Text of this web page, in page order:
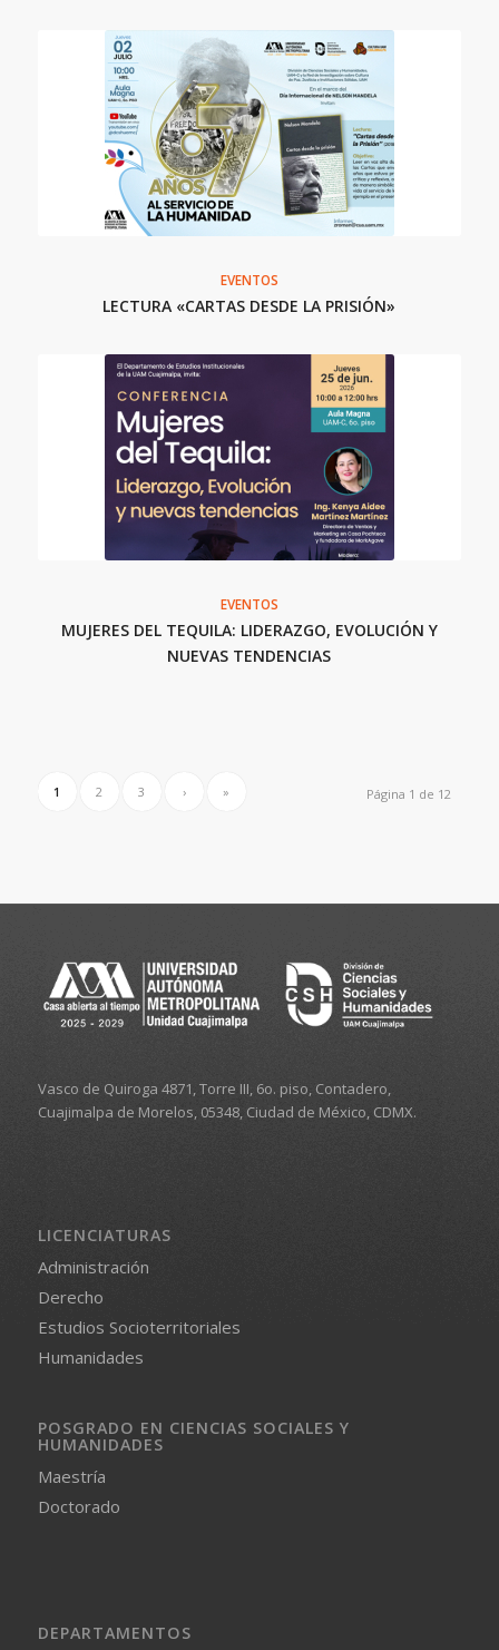
EVENTOS
LECTURA «CARTAS DESDE LA PRISIÓN»
EVENTOS
MUJERES DEL TEQUILA: LIDERAZGO, EVOLUCIÓN Y
NUEVAS TENDENCIAS
Página 1 de 12
1 2 3 › »
Vasco de Quiroga 4871, Torre III, 6o. piso, Contadero,
Cuajimalpa de Morelos, 05348, Ciudad de México, CDMX.
LICENCIATURAS
Administración
Derecho
Estudios Socioterritoriales
Humanidades
POSGRADO EN CIENCIAS SOCIALES Y
HUMANIDADES
Maestría
Doctorado
DEPARTAMENTOS